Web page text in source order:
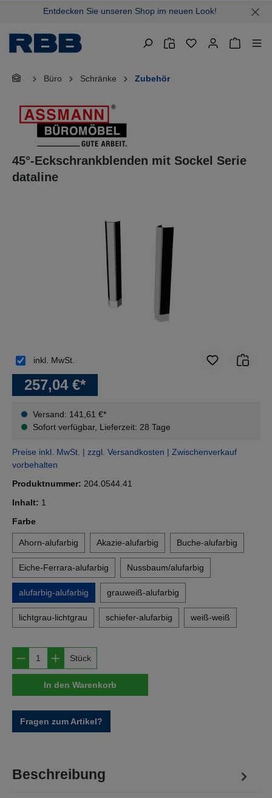
springenEntdecken Sie unseren Shop im neuen Look!
Büro Schränke Zubehör
45°-Eckschrankblenden mit Sockel Serie
dataline
257,04 €*
Versand: 141,61 €*
Sofort verfügbar, Lieferzeit: 28 Tage
inkl. MwSt.
Preise inkl. MwSt. | zzgl. Versandkosten | Zwischenverkauf
vorbehalten
Produktnummer: 204.0544.41
Inhalt: 1
Farbeauswählen
Ahorn-alufarbig Akazie-alufarbig Buche-alufarbig
Eiche-Ferrara-alufarbig Nussbaum/alufarbig
alufarbig-alufarbig grauweiß-alufarbig
lichtgrau-lichtgrau schiefer-alufarbig weiß-weiß
Produkt Anzahl: Gib den gewünschten
Stück
In den Warenkorb
Fragen zum Artikel?
Beschreibung